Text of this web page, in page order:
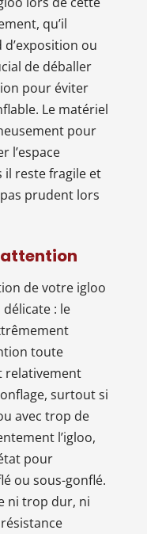
qu’il
d’exposition ou
de déballer
pour éviter
Le matériel
pour
l’espace
il reste fragile et
prudent lors
attention
de votre igloo
: le
toute
relativement
surtout si
avec trop de
l’igloo,
pour
ou sous-gonflé.
ni trop dur, ni